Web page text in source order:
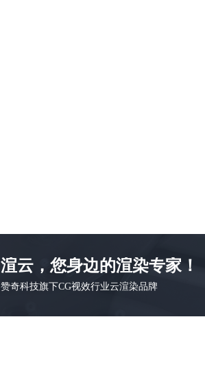
渲云，您身边的渲染专家！
赞奇科技旗下CG视效行业云渲染品牌